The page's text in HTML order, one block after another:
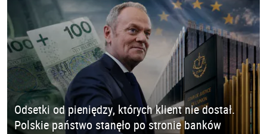
Odsetki od pieniędzy, których klient nie dostał.
Polskie państwo stanęło po stronie banków